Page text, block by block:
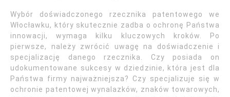
Wybór doświadczonego rzecznika patentowego we
Włocławku, który skutecznie zadba o ochronę Państwa
innowacji, wymaga kilku kluczowych kroków. Po
pierwsze, należy zwrócić uwagę na doświadczenie i
specjalizację danego rzecznika. Czy posiada on
udokumentowane sukcesy w dziedzinie, która jest dla
Państwa firmy najważniejsza? Czy specjalizuje się w
ochronie patentowej wynalazków, znaków towarowych,